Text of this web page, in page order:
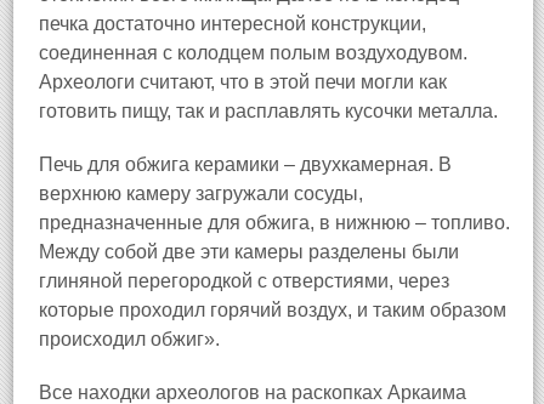
печка достаточно интересной конструкции,
соединенная с колодцем полым воздуходувом.
Археологи считают, что в этой печи могли как
готовить пищу, так и расплавлять кусочки металла.
Печь для обжига керамики – двухкамерная. В
верхнюю камеру загружали сосуды,
предназначенные для обжига, в нижнюю – топливо.
Между собой две эти камеры разделены были
глиняной перегородкой с отверстиями, через
которые проходил горячий воздух, и таким образом
происходил обжиг».
Все находки археологов на раскопках Аркаима